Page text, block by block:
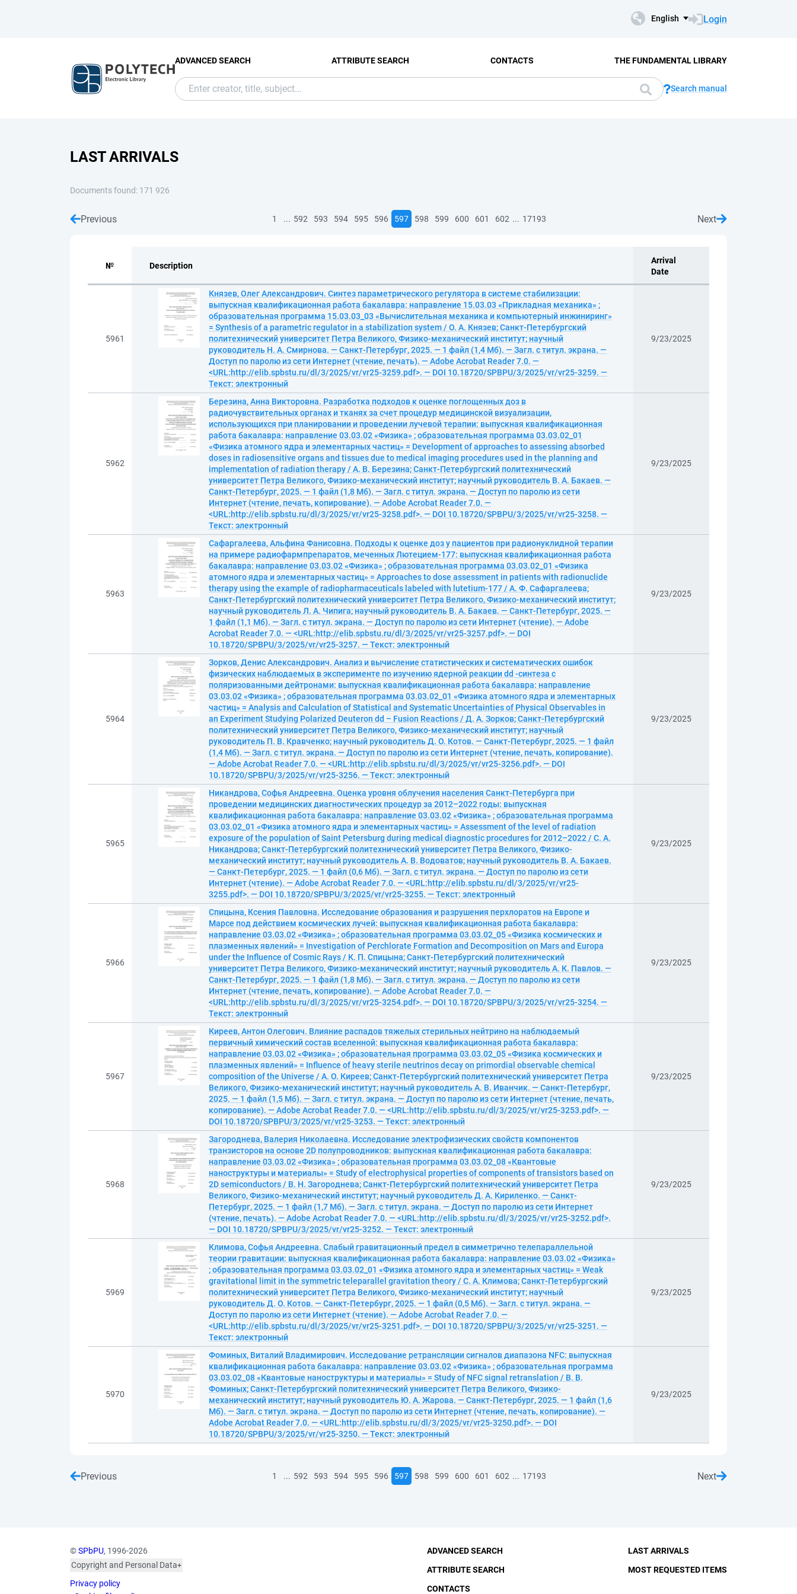
English Login
ADVANCED SEARCH ATTRIBUTE SEARCH CONTACTS THE FUNDAMENTAL LIBRARY
Search manual
LAST ARRIVALS
Documents found: 171 926
Previous 1 ... 592 593 594 595 596 597 598 599 600 601 602 ... 17193 Next
№ Description
Arrival
Date
5961
Князев, Олег Александрович. Синтез параметрического регулятора в системе стабилизации:
выпускная квалификационная работа бакалавра: направление 15.03.03 «Прикладная механика» ;
образовательная программа 15.03.03_03 «Вычислительная механика и компьютерный инжиниринг»
= Synthesis of a parametric regulator in a stabilization system / О. А. Князев; Санкт-Петербургский
политехнический университет Петра Великого, Физико-механический институт; научный
руководитель Н. А. Смирнова. — Санкт-Петербург, 2025. — 1 файл (1,4 Мб). — Загл. с титул. экрана. —
Доступ по паролю из сети Интернет (чтение, печать). — Adobe Acrobat Reader 7.0. —
<URL:http://elib.spbstu.ru/dl/3/2025/vr/vr25-3259.pdf>. — DOI 10.18720/SPBPU/3/2025/vr/vr25-3259. —
Текст: электронный
9/23/2025
5962
Березина, Анна Викторовна. Разработка подходов к оценке поглощенных доз в
радиочувствительных органах и тканях за счет процедур медицинской визуализации,
использующихся при планировании и проведении лучевой терапии: выпускная квалификационная
работа бакалавра: направление 03.03.02 «Физика» ; образовательная программа 03.03.02_01
«Физика атомного ядра и элементарных частиц» = Development of approaches to assessing absorbed
doses in radiosensitive organs and tissues due to medical imaging procedures used in the planning and
implementation of radiation therapy / А. В. Березина; Санкт-Петербургский политехнический
университет Петра Великого, Физико-механический институт; научный руководитель В. А. Бакаев. —
Санкт-Петербург, 2025. — 1 файл (1,8 Мб). — Загл. с титул. экрана. — Доступ по паролю из сети
Интернет (чтение, печать, копирование). — Adobe Acrobat Reader 7.0. —
<URL:http://elib.spbstu.ru/dl/3/2025/vr/vr25-3258.pdf>. — DOI 10.18720/SPBPU/3/2025/vr/vr25-3258. —
Текст: электронный
9/23/2025
5963
Сафаргалеева, Альфина Фанисовна. Подходы к оценке доз у пациентов при радионуклидной терапии
на примере радиофармпрепаратов, меченных Лютецием-177: выпускная квалификационная работа
бакалавра: направление 03.03.02 «Физика» ; образовательная программа 03.03.02_01 «Физика
атомного ядра и элементарных частиц» = Approaches to dose assessment in patients with radionuclide
therapy using the example of radiopharmaceuticals labeled with lutetium-177 / А. Ф. Сафаргалеева;
Санкт-Петербургский политехнический университет Петра Великого, Физико-механический институт;
научный руководитель Л. А. Чипига; научный руководитель В. А. Бакаев. — Санкт-Петербург, 2025. —
1 файл (1,1 Мб). — Загл. с титул. экрана. — Доступ по паролю из сети Интернет (чтение). — Adobe
Acrobat Reader 7.0. — <URL:http://elib.spbstu.ru/dl/3/2025/vr/vr25-3257.pdf>. — DOI
10.18720/SPBPU/3/2025/vr/vr25-3257. — Текст: электронный
9/23/2025
5964
Зорков, Денис Александрович. Анализ и вычисление статистических и систематических ошибок
физических наблюдаемых в эксперименте по изучению ядерной реакции dd -синтеза с
поляризованными дейтронами: выпускная квалификационная работа бакалавра: направление
03.03.02 «Физика» ; образовательная программа 03.03.02_01 «Физика атомного ядра и элементарных
частиц» = Analysis and Calculation of Statistical and Systematic Uncertainties of Physical Observables in
an Experiment Studying Polarized Deuteron dd – Fusion Reactions / Д. А. Зорков; Санкт-Петербургский
политехнический университет Петра Великого, Физико-механический институт; научный
руководитель П. В. Кравченко; научный руководитель Д. О. Котов. — Санкт-Петербург, 2025. — 1 файл
(1,4 Мб). — Загл. с титул. экрана. — Доступ по паролю из сети Интернет (чтение, печать, копирование).
— Adobe Acrobat Reader 7.0. — <URL:http://elib.spbstu.ru/dl/3/2025/vr/vr25-3256.pdf>. — DOI
10.18720/SPBPU/3/2025/vr/vr25-3256. — Текст: электронный
9/23/2025
5965
Никандрова, Софья Андреевна. Оценка уровня облучения населения Санкт-Петербурга при
проведении медицинских диагностических процедур за 2012–2022 годы: выпускная
квалификационная работа бакалавра: направление 03.03.02 «Физика» ; образовательная программа
03.03.02_01 «Физика атомного ядра и элементарных частиц» = Assessment of the level of radiation
exposure of the population of Saint Petersburg during medical diagnostic procedures for 2012–2022 / С. А.
Никандрова; Санкт-Петербургский политехнический университет Петра Великого, Физико-
механический институт; научный руководитель А. В. Водоватов; научный руководитель В. А. Бакаев.
— Санкт-Петербург, 2025. — 1 файл (0,6 Мб). — Загл. с титул. экрана. — Доступ по паролю из сети
Интернет (чтение). — Adobe Acrobat Reader 7.0. — <URL:http://elib.spbstu.ru/dl/3/2025/vr/vr25-
3255.pdf>. — DOI 10.18720/SPBPU/3/2025/vr/vr25-3255. — Текст: электронный
9/23/2025
5966
Спицына, Ксения Павловна. Исследование образования и разрушения перхлоратов на Европе и
Марсе под действием космических лучей: выпускная квалификационная работа бакалавра:
направление 03.03.02 «Физика» ; образовательная программа 03.03.02_05 «Физика космических и
плазменных явлений» = Investigation of Perchlorate Formation and Decomposition on Mars and Europa
under the Influence of Cosmic Rays / К. П. Спицына; Санкт-Петербургский политехнический
университет Петра Великого, Физико-механический институт; научный руководитель А. К. Павлов. —
Санкт-Петербург, 2025. — 1 файл (1,8 Мб). — Загл. с титул. экрана. — Доступ по паролю из сети
Интернет (чтение, печать, копирование). — Adobe Acrobat Reader 7.0. —
<URL:http://elib.spbstu.ru/dl/3/2025/vr/vr25-3254.pdf>. — DOI 10.18720/SPBPU/3/2025/vr/vr25-3254. —
Текст: электронный
9/23/2025
5967
Киреев, Антон Олегович. Влияние распадов тяжелых стерильных нейтрино на наблюдаемый
первичный химический состав вселенной: выпускная квалификационная работа бакалавра:
направление 03.03.02 «Физика» ; образовательная программа 03.03.02_05 «Физика космических и
плазменных явлений» = Influence of heavy sterile neutrinos decay on primordial observable chemical
composition of the Universe / А. О. Киреев; Санкт-Петербургский политехнический университет Петра
Великого, Физико-механический институт; научный руководитель А. В. Иванчик. — Санкт-Петербург,
2025. — 1 файл (1,5 Мб). — Загл. с титул. экрана. — Доступ по паролю из сети Интернет (чтение, печать,
копирование). — Adobe Acrobat Reader 7.0. — <URL:http://elib.spbstu.ru/dl/3/2025/vr/vr25-3253.pdf>. —
DOI 10.18720/SPBPU/3/2025/vr/vr25-3253. — Текст: электронный
9/23/2025
5968
Загороднева, Валерия Николаевна. Исследование электрофизических свойств компонентов
транзисторов на основе 2D полупроводников: выпускная квалификационная работа бакалавра:
направление 03.03.02 «Физика» ; образовательная программа 03.03.02_08 «Квантовые
наноструктуры и материалы» = Study of electrophysical properties of components of transistors based on
2D semiconductors / В. Н. Загороднева; Санкт-Петербургский политехнический университет Петра
Великого, Физико-механический институт; научный руководитель Д. А. Кириленко. — Санкт-
Петербург, 2025. — 1 файл (1,7 Мб). — Загл. с титул. экрана. — Доступ по паролю из сети Интернет
(чтение, печать). — Adobe Acrobat Reader 7.0. — <URL:http://elib.spbstu.ru/dl/3/2025/vr/vr25-3252.pdf>.
— DOI 10.18720/SPBPU/3/2025/vr/vr25-3252. — Текст: электронный
9/23/2025
5969
Климова, Софья Андреевна. Слабый гравитационный предел в симметрично телепараллельной
теории гравитации: выпускная квалификационная работа бакалавра: направление 03.03.02 «Физика»
; образовательная программа 03.03.02_01 «Физика атомного ядра и элементарных частиц» = Weak
gravitational limit in the symmetric teleparallel gravitation theory / С. А. Климова; Санкт-Петербургский
политехнический университет Петра Великого, Физико-механический институт; научный
руководитель Д. О. Котов. — Санкт-Петербург, 2025. — 1 файл (0,5 Мб). — Загл. с титул. экрана. —
Доступ по паролю из сети Интернет (чтение). — Adobe Acrobat Reader 7.0. —
<URL:http://elib.spbstu.ru/dl/3/2025/vr/vr25-3251.pdf>. — DOI 10.18720/SPBPU/3/2025/vr/vr25-3251. —
Текст: электронный
9/23/2025
5970
Фоминых, Виталий Владимирович. Исследование ретрансляции сигналов диапазона NFC: выпускная
квалификационная работа бакалавра: направление 03.03.02 «Физика» ; образовательная программа
03.03.02_08 «Квантовые наноструктуры и материалы» = Study of NFC signal retranslation / В. В.
Фоминых; Санкт-Петербургский политехнический университет Петра Великого, Физико-
механический институт; научный руководитель Ю. А. Жарова. — Санкт-Петербург, 2025. — 1 файл (1,6
Мб). — Загл. с титул. экрана. — Доступ по паролю из сети Интернет (чтение, печать, копирование). —
Adobe Acrobat Reader 7.0. — <URL:http://elib.spbstu.ru/dl/3/2025/vr/vr25-3250.pdf>. — DOI
10.18720/SPBPU/3/2025/vr/vr25-3250. — Текст: электронный
9/23/2025
Previous 1 ... 592 593 594 595 596 597 598 599 600 601 602 ... 17193 Next
©SPbPU, 1996-2026
Copyright and Personal Data
published with the
Privacy policy
ADVANCED SEARCH
ATTRIBUTE SEARCH
CONTACTS
LAST ARRIVALS
MOST REQUESTED ITEMS